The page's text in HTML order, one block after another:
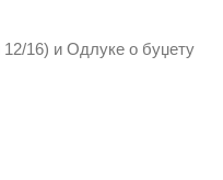
12/16) и Одлукe о буџету